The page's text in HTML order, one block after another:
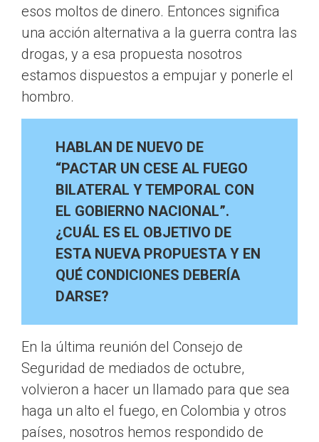
esos moltos de dinero. Entonces significa
una acción alternativa a la guerra contra las
drogas, y a esa propuesta nosotros
estamos dispuestos a empujar y ponerle el
hombro.
HABLAN DE NUEVO DE
“PACTAR UN CESE AL FUEGO
BILATERAL Y TEMPORAL CON
EL GOBIERNO NACIONAL”.
¿CUÁL ES EL OBJETIVO DE
ESTA NUEVA PROPUESTA Y EN
QUÉ CONDICIONES DEBERÍA
DARSE?
En la última reunión del Consejo de
Seguridad de mediados de octubre,
volvieron a hacer un llamado para que sea
haga un alto el fuego, en Colombia y otros
países, nosotros hemos respondido de